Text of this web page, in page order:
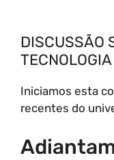
DISCUSSÃO
Iniciamos esta
recentes do